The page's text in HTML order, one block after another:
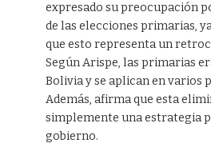
expresado su preocupación
de las elecciones primarias,
que esto representa un
Según Arispe, las primarias
Bolivia y se aplican en varios
Además, afirma que esta
simplemente una estrategia
gobierno.